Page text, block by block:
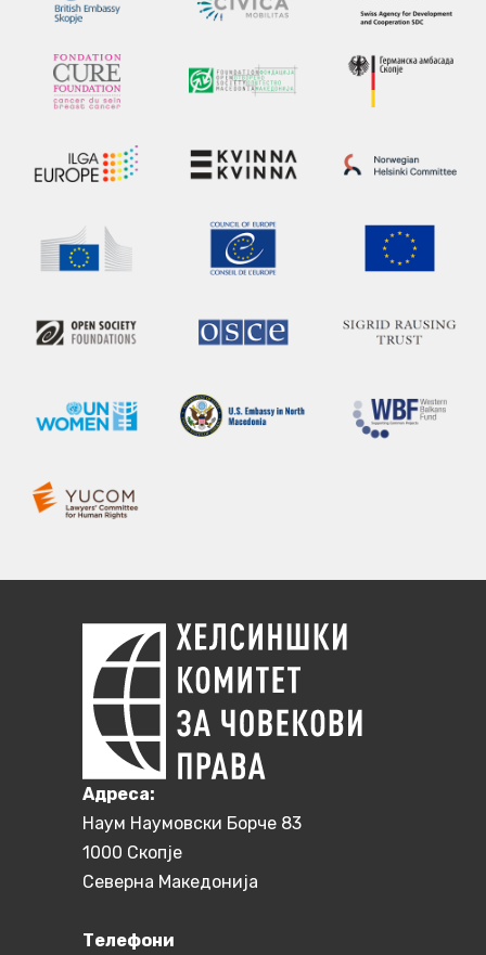
Aдреса:
Наум Наумовски Борче 83
1000 Скопје
Северна Македонија
Телефони